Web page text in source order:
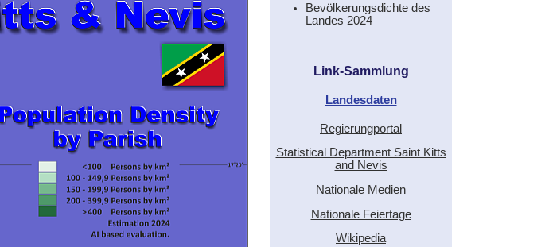
Bevölkerungsdichte des
Landes 2024
Link-Sammlung
Landesdaten
Regierungportal
Statistical Department Saint Kitts
and Nevis
Nationale Medien
Nationale Feiertage
Wikipedia